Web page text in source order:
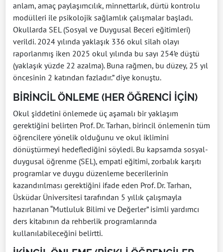
anlam, amaç paylaşımcılık, minnettarlık, dürtü kontrolu
modülleri ile psikolojik sağlamlık çalışmalar başladı.
Okullarda SEL (Sosyal ve Duygusal Beceri eğitimleri)
verildi. 2024 yılında yaklaşık 336 okul silah olayı
raporlanmış iken 2025 okul yılında bu sayı 254’e düştü
(yaklaşık yüzde 22 azalma). Buna rağmen, bu düzey, 25 yıl
öncesinin 2 katından fazladır.” diye konuştu.
BİRİNCİL ÖNLEME (HER ÖĞRENCİ İÇİN)
Okul şiddetini önlemede üç aşamalı bir yaklaşım
gerektiğini belirten Prof. Dr. Tarhan, birincil önlemenin tüm
öğrencilere yönelik olduğunu ve okul iklimini
dönüştürmeyi hedeflediğini söyledi. Bu kapsamda sosyal-
duygusal öğrenme (SEL), empati eğitimi, zorbalık karşıtı
programlar ve duygu düzenleme becerilerinin
kazandırılması gerektiğini ifade eden Prof. Dr. Tarhan,
Üsküdar Üniversitesi tarafından 5 yıllık çalışmayla
hazırlanan “Mutluluk Bilimi ve Değerler” isimli yardımcı
ders kitabının da rehberlik programlarında
kullanılabileceğini belirtti.